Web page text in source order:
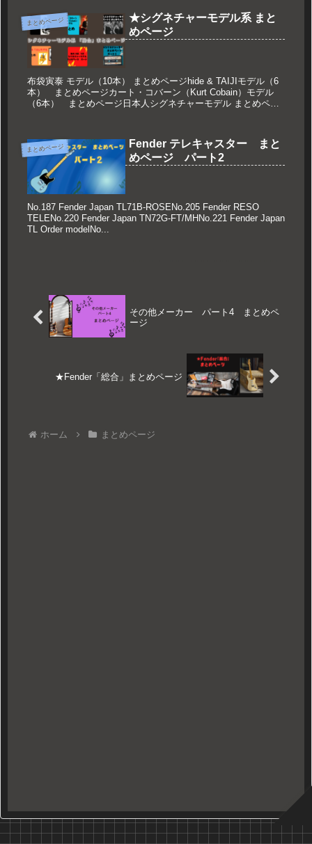
まとめページ
★シグネチャーモデル系 まと
めページ
布袋寅泰 モデル（10本） まとめページhide & TAIJIモデル（6
本） まとめページカート・コバーン（Kurt Cobain）モデル
（6本） まとめページ日本人シグネチャーモデル まとめペー
まとめページ
Fender テレキャスター まと
めページ パート2
No.187 Fender Japan TL71B-ROSENo.205 Fender RESO
TELENo.220 Fender Japan TN72G-FT/MHNo.221 Fender Japan
TL Order modelNo...
その他メーカー パート4 まとめペ
ージ
★Fender「総合」まとめページ
ホーム まとめページ